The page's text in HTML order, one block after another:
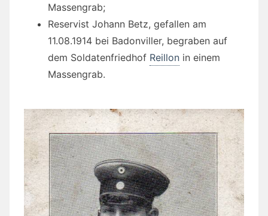
Massengrab;
Reservist Johann Betz, gefallen am
11.08.1914 bei Badonviller, begraben auf
dem Soldatenfriedhof Reillon in einem
Massengrab.